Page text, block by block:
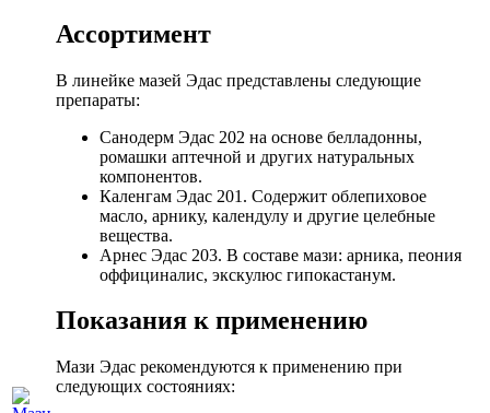
Ассортимент
В линейке мазей Эдас представлены следующие
препараты:
Санодерм Эдас 202 на основе белладонны,
ромашки аптечной и других натуральных
компонентов.
Каленгам Эдас 201. Содержит облепиховое
масло, арнику, календулу и другие целебные
вещества.
Арнес Эдас 203. В составе мази: арника, пеония
оффициналис, экскулюс гипокастанум.
Показания к применению
Мази Эдас рекомендуются к применению при
следующих состояниях: